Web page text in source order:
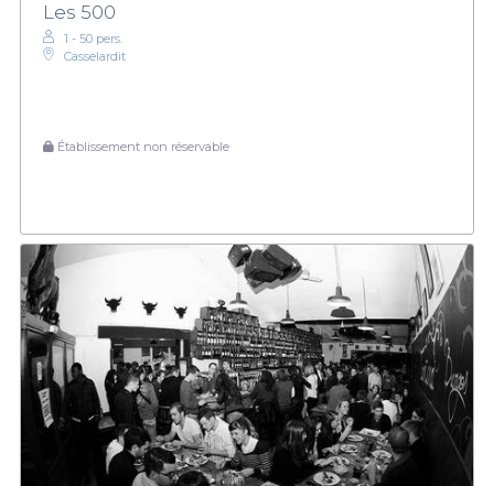
Les 500
1 - 50 pers.
Casselardit
Établissement non réservable